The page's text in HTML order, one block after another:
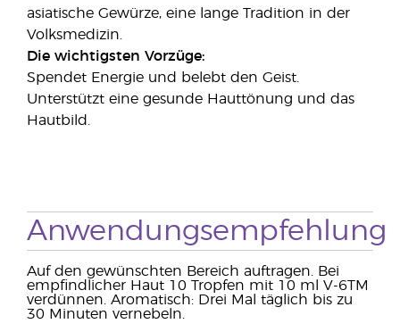
asiatische Gewürze, eine lange Tradition in der
Volksmedizin.
Die wichtigsten Vorzüge:
Spendet Energie und belebt den Geist.
Unterstützt eine gesunde Hauttönung und das
Hautbild.
Anwendungsempfehlung
Auf den gewünschten Bereich auftragen. Bei
empfindlicher Haut 10 Tropfen mit 10 ml V-6TM
verdünnen. Aromatisch: Drei Mal täglich bis zu
30 Minuten vernebeln.